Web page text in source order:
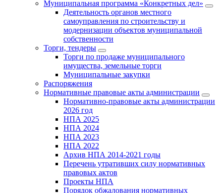
Муниципальная программа «Конкретных дел»
Деятельность органов местного
самоуправления по строительству и
модернизации объектов муниципальной
собственности
Торги, тендеры
Торги по продаже муниципального
имущества, земельные торги
Муниципальные закупки
Распоряжения
Нормативные правовые акты администрации
Нормативно-правовые акты администрации
2026 год
НПА 2025
НПА 2024
НПА 2023
НПА 2022
Архив НПА 2014-2021 годы
Перечень утративших силу нормативных
правовых актов
Проекты НПА
Порядок обжалования нормативных